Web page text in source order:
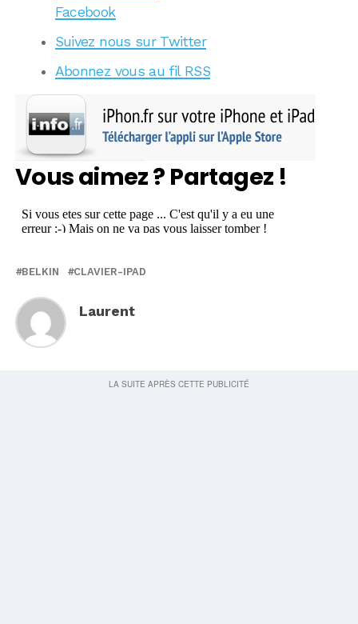
Facebook
Suivez nous sur Twitter
Abonnez vous au fil RSS
Vous aimez ? Partagez !
BELKIN CLAVIER-IPAD
Laurent